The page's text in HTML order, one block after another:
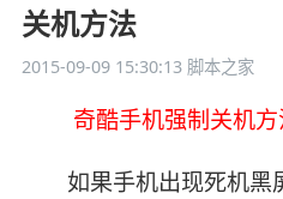
关机方法
2015-09-09 15:30:13脚本之家
奇酷手机强制关机方
如果手机出现死机黑